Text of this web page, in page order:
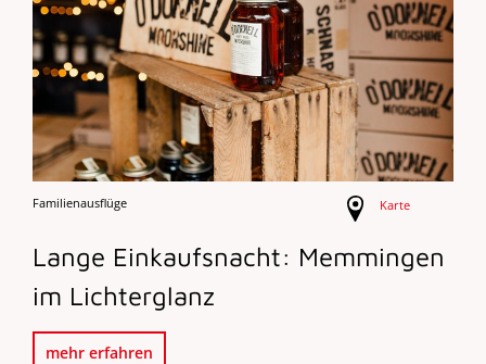
Familienausflüge Karte
Lange Einkaufsnacht: Memmingen
im Lichterglanz
mehr erfahren